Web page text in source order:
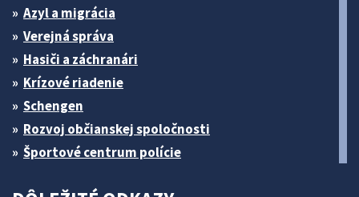
Azyl a migrácia
Verejná správa
Hasiči a záchranári
Krízové riadenie
Schengen
Rozvoj občianskej spoločnosti
Športové centrum polície